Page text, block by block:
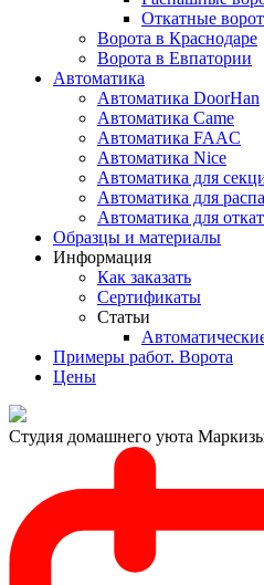
Откатные
Ворота в Краснодаре
Ворота в Евпатории
Автоматика
Автоматика DoorHan
Автоматика Came
Автоматика FAAC
Автоматика Nice
Автоматика для
Автоматика для
Автоматика для
Образцы и материалы
Информация
Как заказать
Сертификаты
Статьи
Примеры работ. Ворота
Цены
Студия домашнего уюта